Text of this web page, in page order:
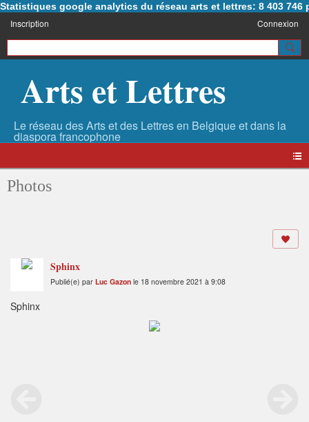
Statistiques google analytics du réseau arts et lettres: 8 403 746
Inscription Connexion
Arts et Lettres
Photos
Sphinx
Publié(e) par Luc Gazon le 18 novembre 2021 à 9:08
Sphinx